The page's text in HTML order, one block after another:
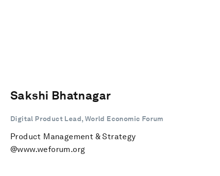
Sakshi Bhatnagar
Digital Product Lead, World Economic Forum
Product Management & Strategy
@www.weforum.org